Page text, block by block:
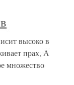
высоко в
прах, А
множество